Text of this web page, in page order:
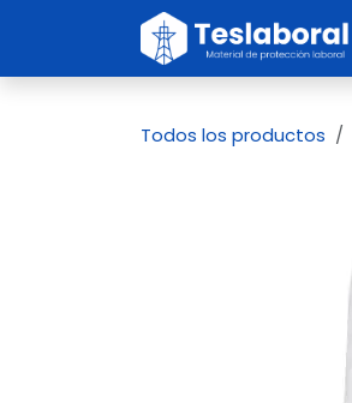
Todos los productos